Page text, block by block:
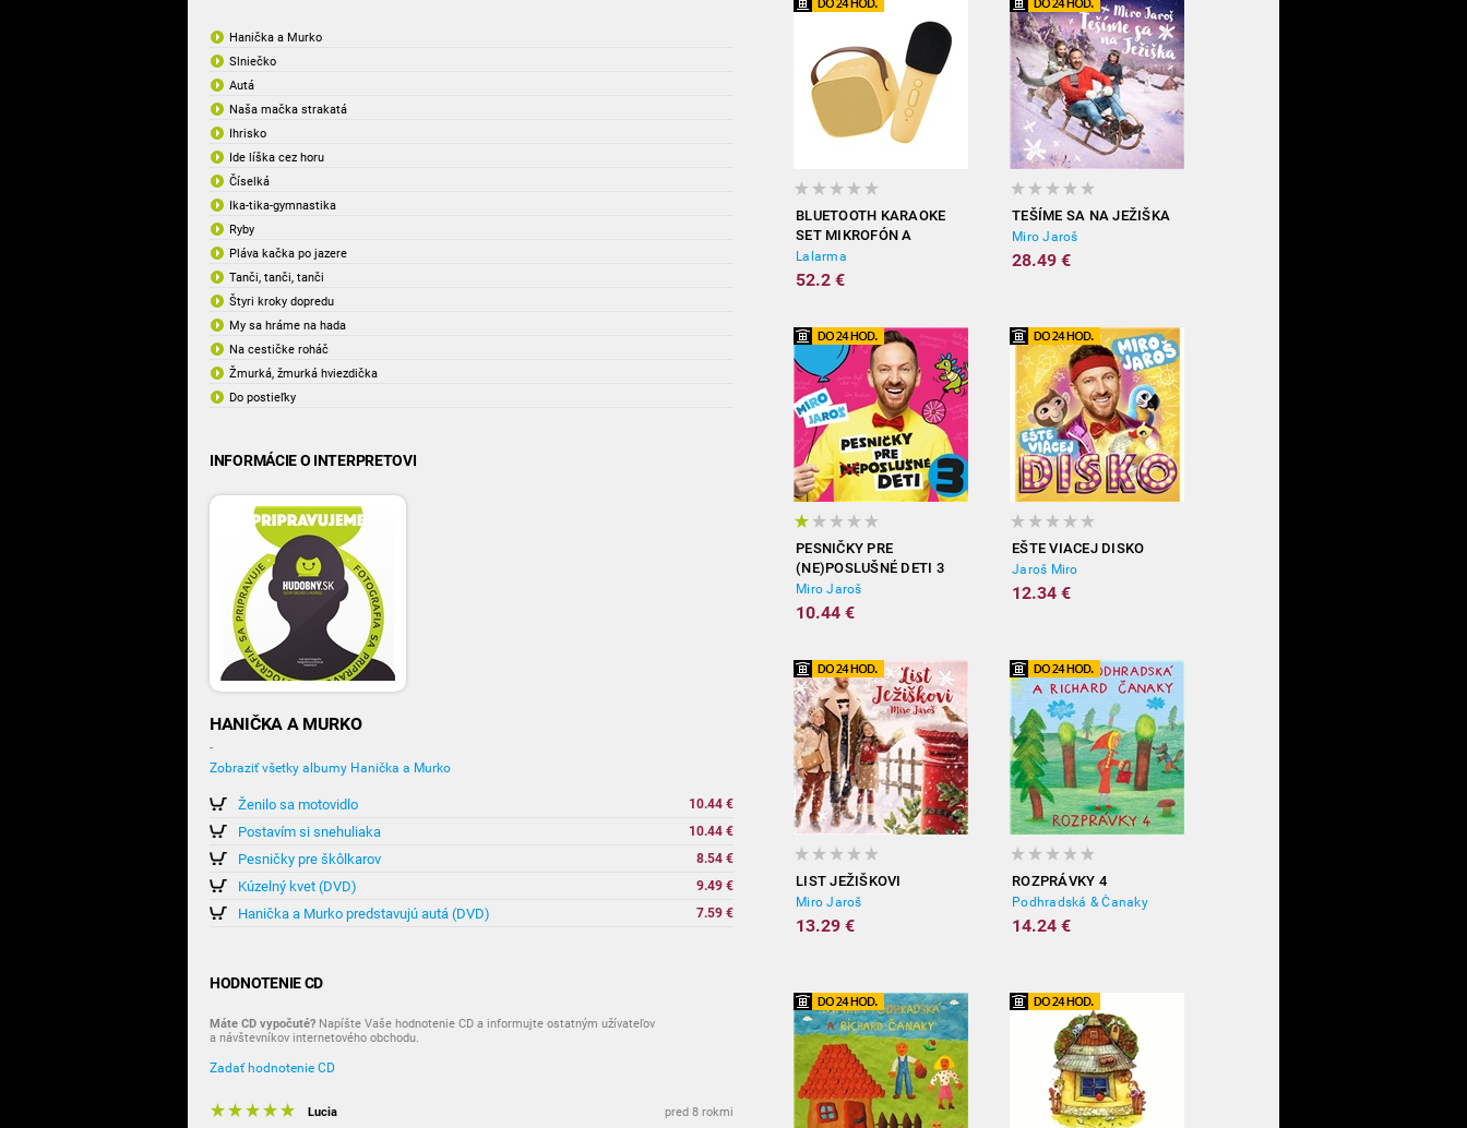
Hanička a Murko
Slniečko
Autá
Naša mačka strakatá
Ihrisko
Ide líška cez horu
Číselká
Ika-tika-gymnastika
Ryby
Pláva kačka po jazere
Tanči, tanči, tanči
Štyri kroky dopredu
My sa hráme na hada
Na cestičke roháč
Žmurká, žmurká hviezdička
Do postieľky
INFORMÁCIE O INTERPRETOVI
HANIČKA A MURKO
-
Zobraziť všetky albumy Hanička a Murko
Ženilo sa motovidlo 10.44 €
Postavím si snehuliaka 10.44 €
Pesničky pre škôlkarov 8.54 €
Kúzelný kvet (DVD) 9.49 €
Hanička a Murko predstavujú autá (DVD) 7.59 €
HODNOTENIE CD
Máte CD vypočuté? Napíšte Vaše hodnotenie CD a informujte ostatným užívateľov
a návštevníkov internetového obchodu.
Zadať hodnotenie CD
Lucia pred 8 rokmi
BLUETOOTH KARAOKE
SET MIKROFÓN A
REPRODUKTOR ŽLTÝ
Lalarma
52.2 €
TEŠÍME SA NA JEŽIŠKA
Miro Jaroš
28.49 €
PESNIČKY PRE
(NE)POSLUŠNÉ DETI 3
Miro Jaroš
10.44 €
EŠTE VIACEJ DISKO
Jaroš Miro
12.34 €
LIST JEŽIŠKOVI
Miro Jaroš
13.29 €
ROZPRÁVKY 4
Podhradská & Čanaky
14.24 €